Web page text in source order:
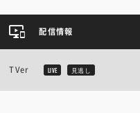
配信情報
TVer LIVE 見逃し